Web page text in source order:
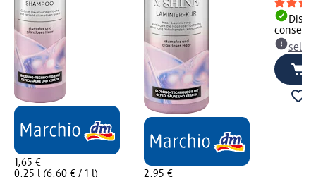
1,65 €
0,25 l (6,60 € / 1 l)
2,95 €